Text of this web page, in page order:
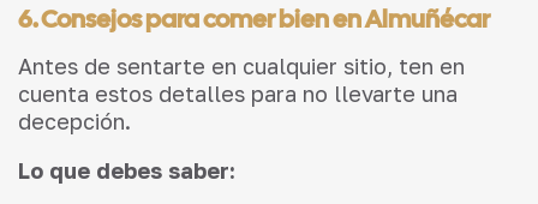
6. Consejos para comer bien en Almuñécar
Antes de sentarte en cualquier sitio, ten en
cuenta estos detalles para no llevarte una
decepción.
Lo que debes saber: